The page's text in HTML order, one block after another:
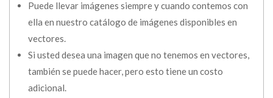
Puede llevar imágenes siempre y cuando contemos con
ella en nuestro catálogo de imágenes disponibles en
vectores.
Si usted desea una imagen que no tenemos en vectores,
también se puede hacer, pero esto tiene un costo
adicional.